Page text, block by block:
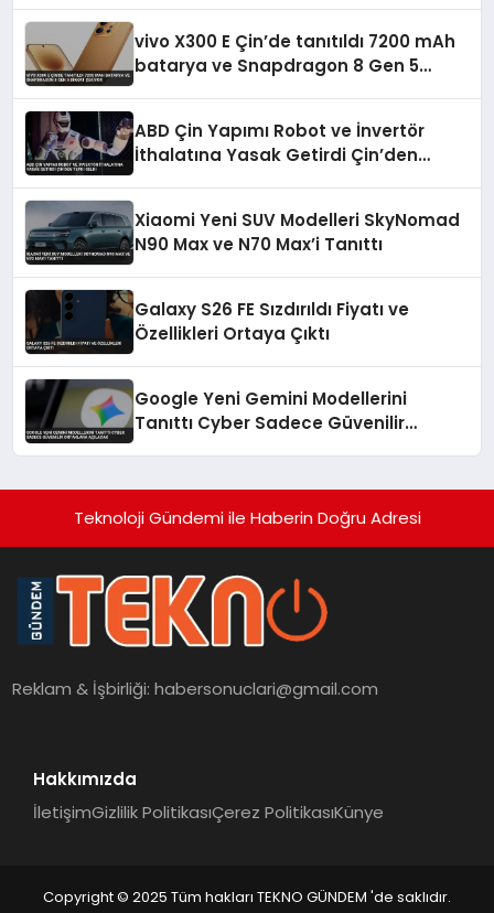
vivo X300 E Çin’de tanıtıldı 7200 mAh
batarya ve Snapdragon 8 Gen 5
ABD Çin Yapımı Robot ve İnvertör
İthalatına Yasak Getirdi Çin’den
Xiaomi Yeni SUV Modelleri SkyNomad
N90 Max ve N70 Max’i Tanıttı
Galaxy S26 FE Sızdırıldı Fiyatı ve
Özellikleri Ortaya Çıktı
Google Yeni Gemini Modellerini
Tanıttı Cyber Sadece Güvenilir
Teknoloji Gündemi ile Haberin Doğru Adresi
Reklam & İşbirliği:habersonuclari@gmail.com
Hakkımızda
İletişimGizlilik PolitikasıÇerez PolitikasıKünye
Copyright © 2025 Tüm hakları TEKNO GÜNDEM 'de saklıdır.